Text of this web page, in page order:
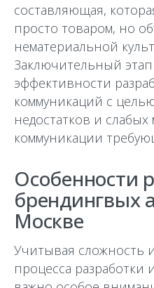
составляющая,
просто товаром, но
нематериальной
Заключительный
эффективности
коммуникаций с
недостатков и
коммуникации
Особенности
брендингвых
Москве
Учитывая сложность
процесса